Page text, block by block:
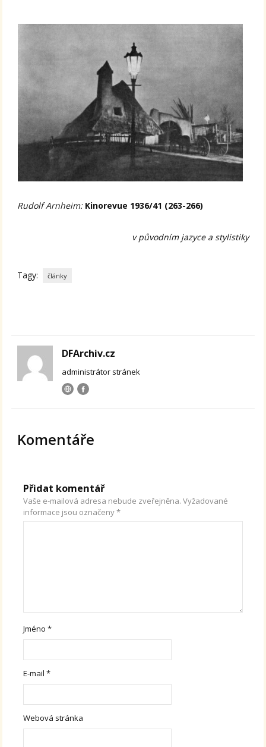
Rudolf Arnheim:Kinorevue 1936/41 (263-266)
v původním jazyce a stylistiky
Tagy: články
DFArchiv.cz
administrátor stránek
Komentáře
Přidat komentář
Vaše e-mailová adresa nebude zveřejněna. Vyžadované
informace jsou označeny*
Jméno*
E-mail*
Webová stránka